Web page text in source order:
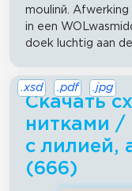
moulinй.
in een
doek luchtig aan
Скачать
нитками /
с лилией,
(666)
.xsd .pdf .jpg